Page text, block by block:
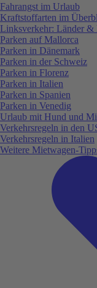
Fahrangst im Urlaub
Kraftstoffarten im
Linksverkehr: Länder &
Parken auf Mallorca
Parken in Dänemark
Parken in der Schweiz
Parken in Florenz
Parken in Italien
Parken in Spanien
Parken in Venedig
Urlaub mit Hund und
Verkehrsregeln in den
Verkehrsregeln in Italien
Weitere Mietwagen-